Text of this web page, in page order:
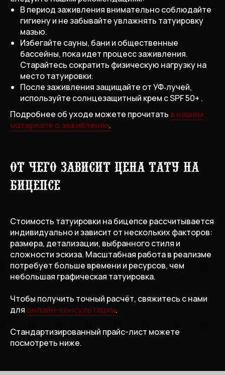
В период заживления внимательно соблюдайте
гигиену и не забывайте увлажнять татуировку
мазью.
Избегайте сауны, бани и общественные
бассейны, пока идет процесс заживления.
Старайтесь сократить физическую нагрузку на
место татуировки.
После заживления защищайте от УФ‑лучей,
используйте солнцезащитный крем с SPF 50+ .
Подробнее об уходе можете прочитать в нашем
материале о заживлении.
От чего зависит цена тату на
бицепсе
Стоимость татуировки на бицепсе рассчитывается
индивидуально и зависит от нескольких факторов:
размера, детализации, выбранного стиля и
сложности эскиза. Масштабная работа в реализме
потребует больше времени и ресурсов, чем
небольшая графическая татуировка.
Чтобы получить точный расчёт, свяжитесь с нами
для онлайн-консультации.
Стандартизированный прайс-лист можете
посмотреть ниже.